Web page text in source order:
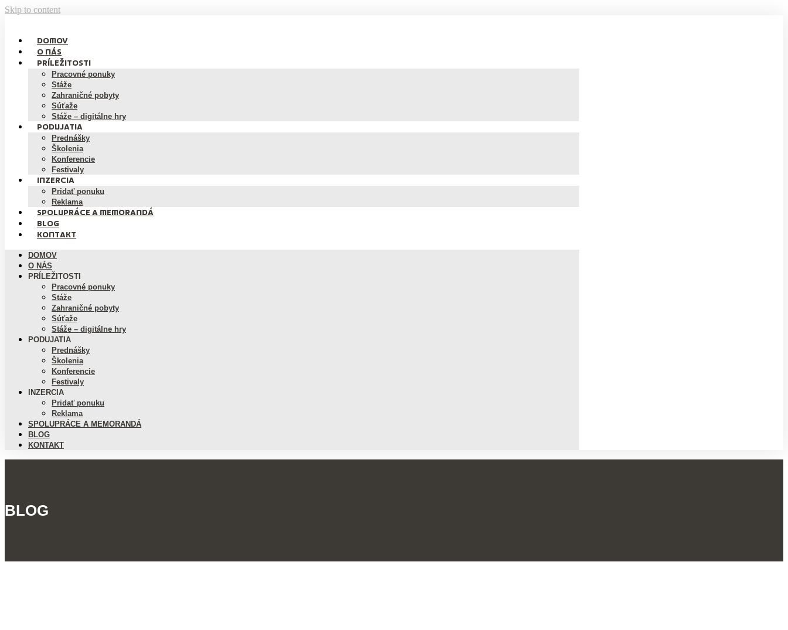
Skip to content
DOMOV
O NÁS
PRÍLEŽITOSTI
Pracovné ponuky
Stáže
Zahraničné pobyty
Súťaže
Stáže – digitálne hry
PODUJATIA
Prednášky
Školenia
Konferencie
Festivaly
INZERCIA
Pridať ponuku
Reklama
SPOLUPRÁCE A MEMORANDÁ
BLOG
KONTAKT
DOMOV
O NÁS
PRÍLEŽITOSTI
Pracovné ponuky
Stáže
Zahraničné pobyty
Súťaže
Stáže – digitálne hry
PODUJATIA
Prednášky
Školenia
Konferencie
Festivaly
INZERCIA
Pridať ponuku
Reklama
SPOLUPRÁCE A MEMORANDÁ
BLOG
KONTAKT
BLOG